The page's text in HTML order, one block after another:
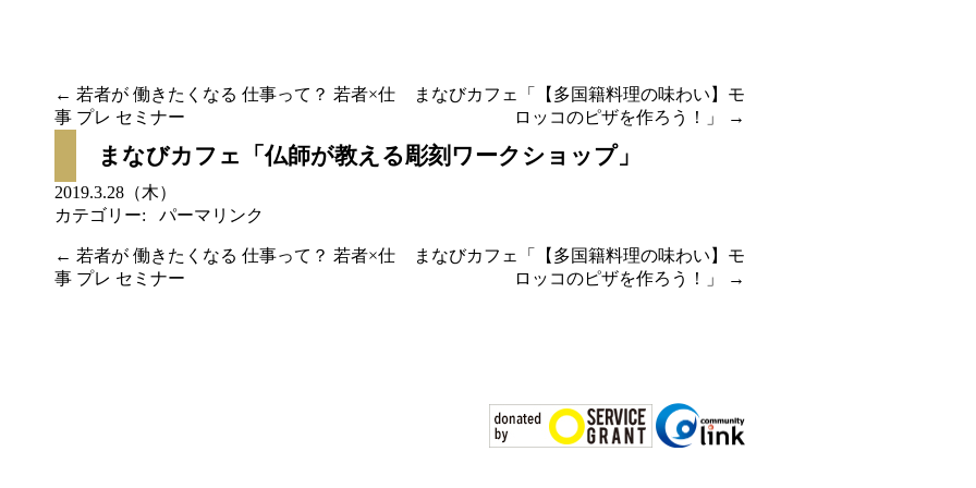
投稿ナビゲーション
← 若者が 働きたくなる 仕事って？ 若者×仕
事 プレ セミナー
まなびカフェ「【多国籍料理の味わい】モ
ロッコのピザを作ろう！」
→
まなびカフェ「仏師が教える彫刻ワークショップ」
2019.3.28（木）
カテゴリー: パーマリンク
投稿ナビゲーション
← 若者が 働きたくなる 仕事って？ 若者×仕
事 プレ セミナー
まなびカフェ「【多国籍料理の味わい】モ
ロッコのピザを作ろう！」
→